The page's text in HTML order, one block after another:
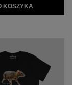
KOSZYKA